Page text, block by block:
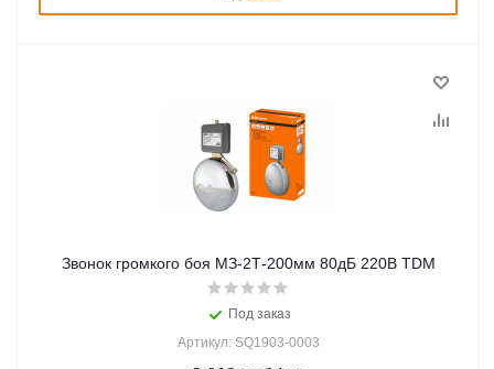
Звонок громкого боя МЗ-2Т-200мм 80дБ 220В TDM
Под заказ
Артикул: SQ1903-0003